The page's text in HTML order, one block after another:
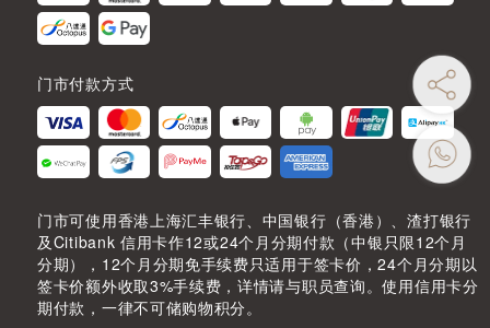
门市付款方式
门市可使用香港上海汇丰银行、中国银行（香港）、渣打银行
及Citibank 信用卡作12或24个月分期付款（中银只限12个月
分期），12个月分期免手续费只适用于签卡价，24个月分期以
签卡价额外收取3%手续费，详情请与职员查询。使用信用卡分
期付款，一律不可储购物积分。